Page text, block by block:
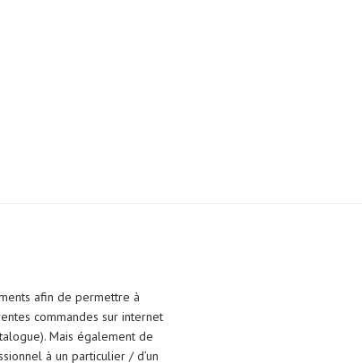
afin de permettre à
commandes sur internet
Mais également de
à un particulier / d’un